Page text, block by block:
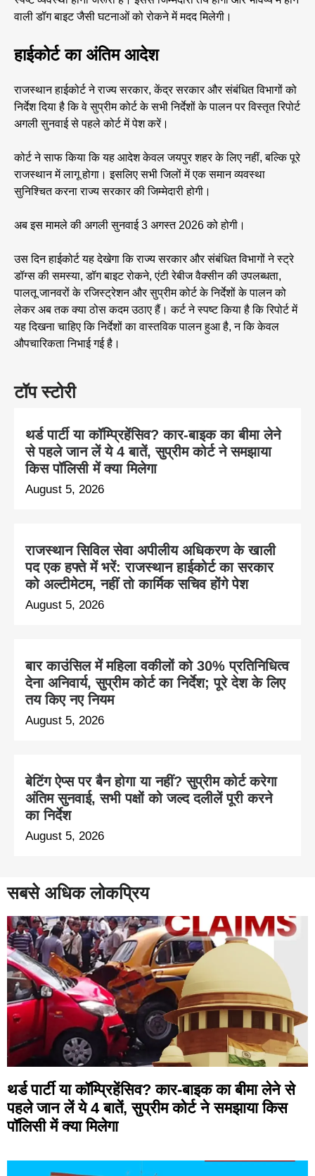
टॉप स्टोरी
थर्ड पार्टी या कॉम्प्रिहेंसिव? कार-बाइक का बीमा लेने
से पहले जान लें ये 4 बातें, सुप्रीम कोर्ट ने समझाया
किस पॉलिसी में क्या मिलेगा
August 5, 2026
राजस्थान सिविल सेवा अपीलीय अधिकरण के खाली
पद एक हफ्ते में भरें: राजस्थान हाईकोर्ट का सरकार
को अल्टीमेटम, नहीं तो कार्मिक सचिव होंगे पेश
August 5, 2026
बार काउंसिल में महिला वकीलों को 30% प्रतिनिधित्व
देना अनिवार्य, सुप्रीम कोर्ट का निर्देश; पूरे देश के लिए
तय किए नए नियम
August 5, 2026
बेटिंग ऐप्स पर बैन होगा या नहीं? सुप्रीम कोर्ट करेगा
अंतिम सुनवाई, सभी पक्षों को जल्द दलीलें पूरी करने
का निर्देश
August 5, 2026
वाली डॉग बाइट जैसी घटनाओं को रोकने में मदद मिलेगी।
हाईकोर्ट का अंतिम आदेश
राजस्थान हाईकोर्ट ने राज्य सरकार, केंद्र सरकार और संबंधित विभागों को
निर्देश दिया है कि वे सुप्रीम कोर्ट के सभी निर्देशों के पालन पर विस्तृत रिपोर्ट
अगली सुनवाई से पहले कोर्ट में पेश करें।
कोर्ट ने साफ किया कि यह आदेश केवल जयपुर शहर के लिए नहीं, बल्कि पूरे
राजस्थान में लागू होगा। इसलिए सभी जिलों में एक समान व्यवस्था
सुनिश्चित करना राज्य सरकार की जिम्मेदारी होगी।
अब इस मामले की अगली सुनवाई 3 अगस्त 2026 को होगी।
उस दिन हाईकोर्ट यह देखेगा कि राज्य सरकार और संबंधित विभागों ने स्ट्रे
डॉग्स की समस्या, डॉग बाइट रोकने, एंटी रेबीज वैक्सीन की उपलब्धता,
पालतू जानवरों के रजिस्ट्रेशन और सुप्रीम कोर्ट के निर्देशों के पालन को
लेकर अब तक क्या ठोस कदम उठाए हैं। कर्ट ने स्पष्ट किया है कि रिपोर्ट में
यह दिखना चाहिए कि निर्देशों का वास्तविक पालन हुआ है, न कि केवल
औपचारिकता निभाई गई है।
सबसे अधिक लोकप्रिय
थर्ड पार्टी या कॉम्प्रिहेंसिव? कार-बाइक का बीमा लेने से
पहले जान लें ये 4 बातें, सुप्रीम कोर्ट ने समझाया किस
पॉलिसी में क्या मिलेगा